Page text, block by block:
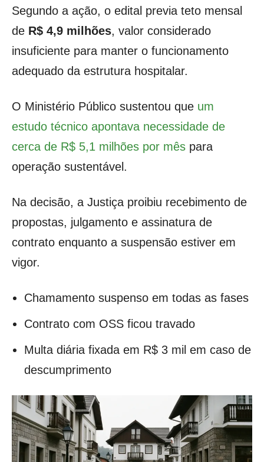
Segundo a ação, o edital previa teto mensal
de R$ 4,9 milhões, valor considerado
insuficiente para manter o funcionamento
adequado da estrutura hospitalar.
O Ministério Público sustentou que um
estudo técnico apontava necessidade de
cerca de R$ 5,1 milhões por mês para
operação sustentável.
Na decisão, a Justiça proibiu recebimento de
propostas, julgamento e assinatura de
contrato enquanto a suspensão estiver em
vigor.
Chamamento suspenso em todas as fases
Contrato com OSS ficou travado
Multa diária fixada em R$ 3 mil em caso de
descumprimento